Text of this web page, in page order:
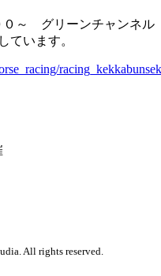
～ グリーンチャンネル
ています。
All rights reserved.